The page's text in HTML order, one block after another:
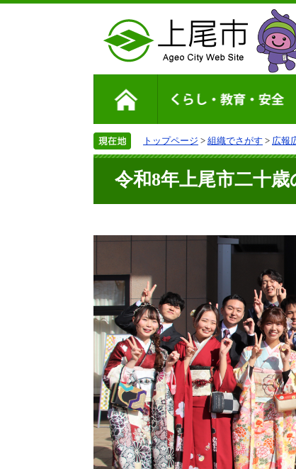
トップページ > 組織でさがす > 広報
令和8年上尾市二十